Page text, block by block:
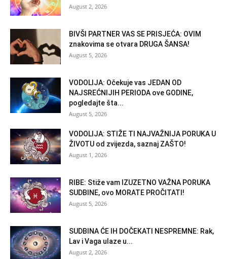
August 2, 2026
BIVŠI PARTNER VAS SE PRISJEĆA: OVIM
znakovima se otvara DRUGA ŠANSA!
August 5, 2026
VODOLIJA: Očekuje vas JEDAN OD
NAJSREĆNIJIH PERIODA ove GODINE,
pogledajte šta...
August 5, 2026
VODOLIJA: STIŽE TI NAJVAŽNIJA PORUKA U
ŽIVOTU od zvijezda, saznaj ZAŠTO!
August 1, 2026
RIBE: Stiže vam IZUZETNO VAŽNA PORUKA
SUDBINE, ovo MORATE PROČITATI!
August 5, 2026
SUDBINA ĆE IH DOČEKATI NESPREMNE: Rak,
Lav i Vaga ulaze u...
August 2, 2026